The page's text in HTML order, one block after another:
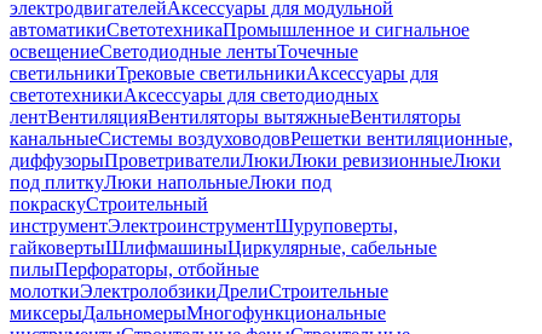
электродвигателейАксессуары для модульной
автоматикиСветотехникаПромышленное и сигнальное
освещениеСветодиодные лентыТочечные
светильникиТрековые светильникиАксессуары для
светотехникиАксессуары для светодиодных
лентВентиляцияВентиляторы вытяжныеВентиляторы
канальныеСистемы воздуховодовРешетки вентиляционные,
диффузорыПроветривателиЛюкиЛюки ревизионныеЛюки
под плиткуЛюки напольныеЛюки под
покраскуСтроительный
инструментЭлектроинструментШуруповерты,
гайковертыШлифмашиныЦиркулярные, сабельные
пилыПерфораторы, отбойные
молоткиЭлектролобзикиДрелиСтроительные
миксерыДальномерыМногофункциональные